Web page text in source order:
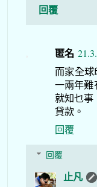
回覆
匿名
而家全球
一兩年難有
就知乜事
貸款。
回覆
回覆
止凡